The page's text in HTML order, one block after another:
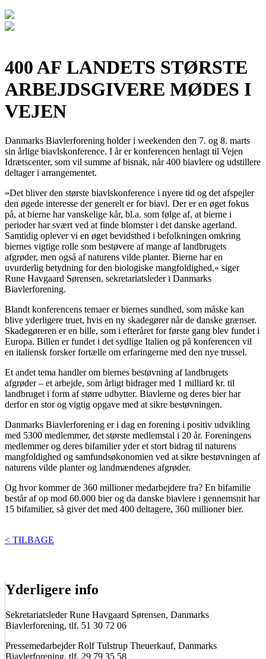
400 AF LANDETS STØRSTE
ARBEJDSGIVERE MØDES I
VEJEN
Danmarks Biavlerforening holder i weekenden den 7. og 8. marts
sin årlige biavlskonference. I år er konferencen henlagt til Vejen
Idrætscenter, som vil summe af bisnak, når 400 biavlere og udstillere
deltager i arrangementet.
»Det bliver den største biavlskonference i nyere tid og det afspejler
den øgede interesse der generelt er for biavl. Der er en øget fokus
på, at bierne har vanskelige kår, bl.a. som følge af, at bierne i
perioder har svært ved at finde blomster i det danske agerland.
Samtidig oplever vi en øget bevidsthed i befolkningen omkring
biernes vigtige rolle som bestøvere af mange af landbrugets
afgrøder, men også af naturens vilde planter. Bierne har en
uvurderlig betydning for den biologiske mangfoldighed,« siger
Rune Havgaard Sørensen, sekretariatsleder i Danmarks
Biavlerforening.
Blandt konferencens temaer er biernes sundhed, som måske kan
blive yderligere truet, hvis en ny skadegører når de danske grænser.
Skadegøreren er en bille, som i efteråret for første gang blev fundet i
Europa. Billen er fundet i det sydlige Italien og på konferencen vil
en italiensk forsker fortælle om erfaringerne med den nye trussel.
Et andet tema handler om biernes bestøvning af landbrugets
afgrøder – et arbejde, som årligt bidrager med 1 milliard kr. til
landbruget i form af større udbytter. Biavlerne og deres bier har
derfor en stor og vigtig opgave med at sikre bestøvningen.
Danmarks Biavlerforening er i dag en forening i positiv udvikling
med 5300 medlemmer, det største medlemstal i 20 år. Foreningens
medlemmer og deres bifamilier yder et stort bidrag til naturens
mangfoldighed og samfundsøkonomien ved at sikre bestøvningen af
naturens vilde planter og landmændenes afgrøder.
Og hvor kommer de 360 millioner medarbejdere fra? En bifamilie
består af op mod 60.000 bier og da danske biavlere i gennemsnit har
15 bifamilier, så giver det med 400 deltagere, 360 millioner bier.
< TILBAGE
Yderligere info
Sekretariatsleder Rune Havgaard Sørensen, Danmarks
Biavlerforening, tlf. 51 30 72 06
Pressemedarbejder Rolf Tulstrup Theuerkauf, Danmarks
Biavlerforening, tlf. 29 79 35 58